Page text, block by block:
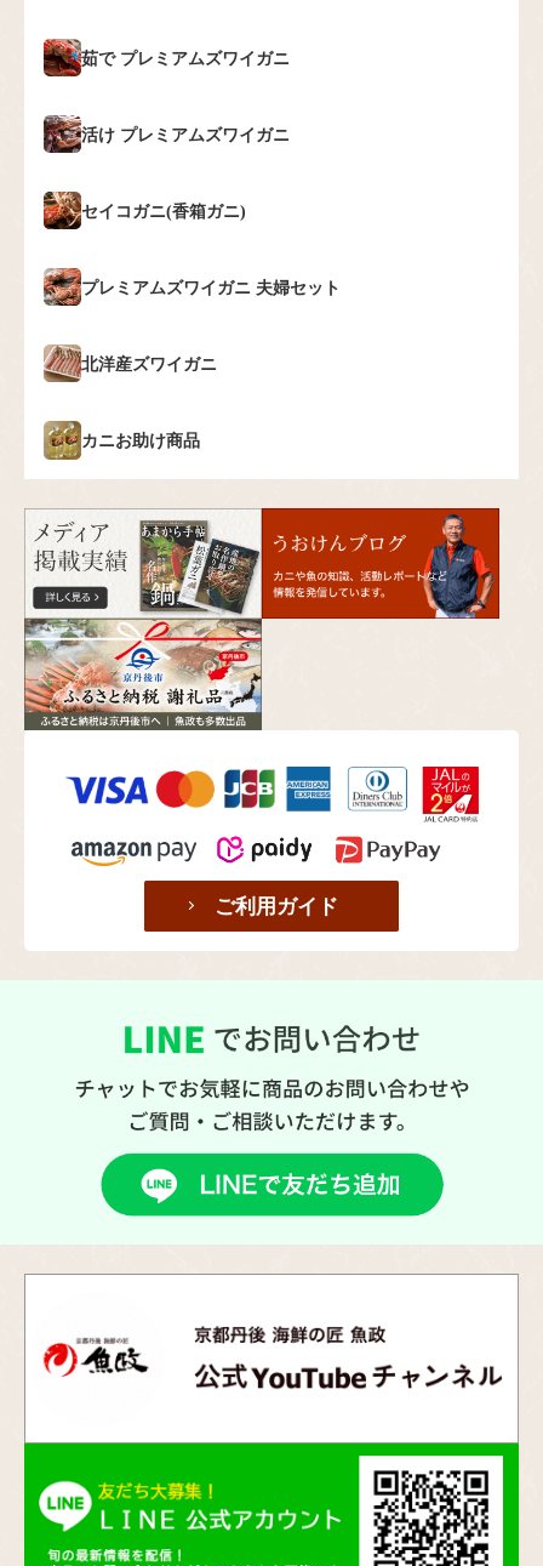
茹で プレミアムズワイガニ
活け プレミアムズワイガニ
セイコガニ(香箱ガニ)
プレミアムズワイガニ 夫婦セット
北洋産ズワイガニ
カニお助け商品
ご利用ガイド